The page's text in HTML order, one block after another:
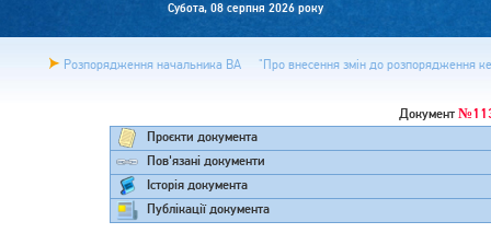
Субота, 08 серпня 2026 року
Розпорядження начальника ВА "Про внесення змін до розпорядження
Документ
Проєкти документа
Пов'язані документи
Історія документа
Публікації документа